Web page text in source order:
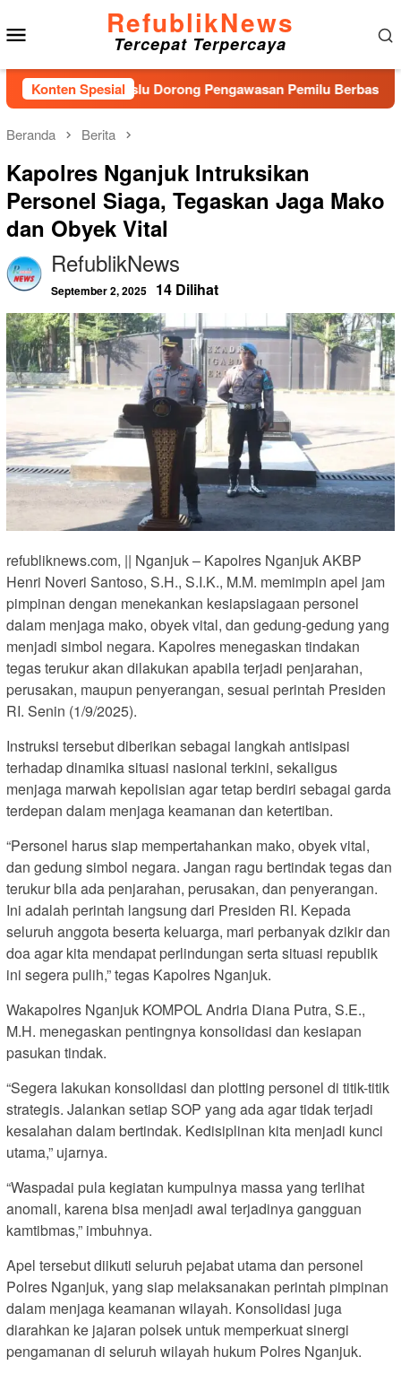
ke
konten
RefublikNews
Tercepat Terpercaya
Konten Spesial
Bawaslu Dorong Pengawasan Pemilu Berbasis Masyarakat
Beranda Berita
Kapolres Nganjuk Intruksikan
Personel Siaga, Tegaskan Jaga Mako
dan Obyek Vital
RefublikNews
September 2, 2025 14 Dilihat
refubliknews.com, || Nganjuk – Kapolres Nganjuk AKBP
Henri Noveri Santoso, S.H., S.I.K., M.M. memimpin apel jam
pimpinan dengan menekankan kesiapsiagaan personel
dalam menjaga mako, obyek vital, dan gedung-gedung yang
menjadi simbol negara. Kapolres menegaskan tindakan
tegas terukur akan dilakukan apabila terjadi penjarahan,
perusakan, maupun penyerangan, sesuai perintah Presiden
RI. Senin (1/9/2025).
Instruksi tersebut diberikan sebagai langkah antisipasi
terhadap dinamika situasi nasional terkini, sekaligus
menjaga marwah kepolisian agar tetap berdiri sebagai garda
terdepan dalam menjaga keamanan dan ketertiban.
“Personel harus siap mempertahankan mako, obyek vital,
dan gedung simbol negara. Jangan ragu bertindak tegas dan
terukur bila ada penjarahan, perusakan, dan penyerangan.
Ini adalah perintah langsung dari Presiden RI. Kepada
seluruh anggota beserta keluarga, mari perbanyak dzikir dan
doa agar kita mendapat perlindungan serta situasi republik
ini segera pulih,” tegas Kapolres Nganjuk.
Wakapolres Nganjuk KOMPOL Andria Diana Putra, S.E.,
M.H. menegaskan pentingnya konsolidasi dan kesiapan
pasukan tindak.
“Segera lakukan konsolidasi dan plotting personel di titik-titik
strategis. Jalankan setiap SOP yang ada agar tidak terjadi
kesalahan dalam bertindak. Kedisiplinan kita menjadi kunci
utama,” ujarnya.
“Waspadai pula kegiatan kumpulnya massa yang terlihat
anomali, karena bisa menjadi awal terjadinya gangguan
kamtibmas,” imbuhnya.
Apel tersebut diikuti seluruh pejabat utama dan personel
Polres Nganjuk, yang siap melaksanakan perintah pimpinan
dalam menjaga keamanan wilayah. Konsolidasi juga
diarahkan ke jajaran polsek untuk memperkuat sinergi
pengamanan di seluruh wilayah hukum Polres Nganjuk.